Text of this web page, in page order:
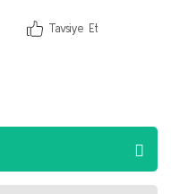
Tavsiye Et